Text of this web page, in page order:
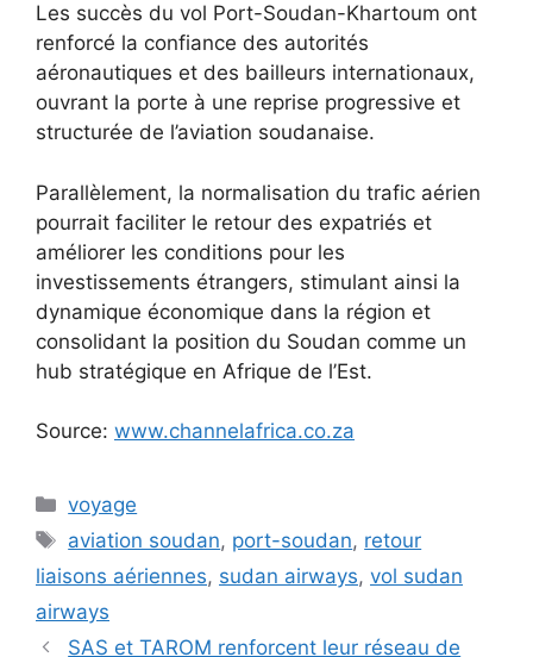
Les succès du vol Port-Soudan-Khartoum ont
renforcé la confiance des autorités
aéronautiques et des bailleurs internationaux,
ouvrant la porte à une reprise progressive et
structurée de l’aviation soudanaise.
Parallèlement, la normalisation du trafic aérien
pourrait faciliter le retour des expatriés et
améliorer les conditions pour les
investissements étrangers, stimulant ainsi la
dynamique économique dans la région et
consolidant la position du Soudan comme un
hub stratégique en Afrique de l’Est.
Source: www.channelafrica.co.za
Catégories
voyage
Étiquettes
aviation soudan, port-soudan, retour
liaisons aériennes, sudan airways, vol sudan
airways
SAS et TAROM renforcent leur réseau de